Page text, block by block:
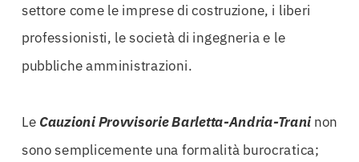
settore come le imprese di costruzione, i liberi
professionisti, le società di ingegneria e le
pubbliche amministrazioni.
Le Cauzioni Provvisorie Barletta-Andria-Trani non
sono semplicemente una formalità burocratica;